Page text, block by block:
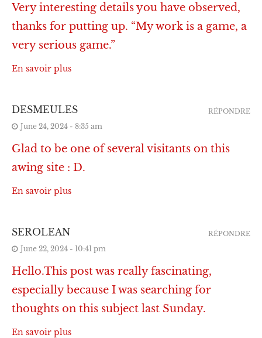
Very interesting details you have observed,
thanks for putting up. “My work is a game, a
very serious game.”
En savoir plus
DESMEULES
June 24, 2024 - 8:35 am
Glad to be one of several visitants on this
awing site : D.
En savoir plus
RÉPONDRE
SEROLEAN
June 22, 2024 - 10:41 pm
Hello.This post was really fascinating,
especially because I was searching for
thoughts on this subject last Sunday.
En savoir plus
RÉPONDRE